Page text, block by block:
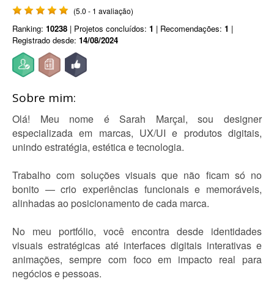
(5.0 - 1 avaliação)
Ranking: 10238 | Projetos concluídos: 1 | Recomendações: 1 |
Registrado desde: 14/08/2024
Sobre mim:
Olá! Meu nome é Sarah Marçal, sou designer
especializada em marcas, UX/UI e produtos digitais,
unindo estratégia, estética e tecnologia.
Trabalho com soluções visuais que não ficam só no
bonito — crio experiências funcionais e memoráveis,
alinhadas ao posicionamento de cada marca.
No meu portfólio, você encontra desde identidades
visuais estratégicas até interfaces digitais interativas e
animações, sempre com foco em impacto real para
negócios e pessoas.